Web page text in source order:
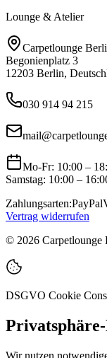
Lounge & Atelier
Carpetlounge
Begonienplatz 3
12203 Berlin,
030 914 94 215
Mo-Fr: 10:00 –
Samstag: 10:00 –
Zahlungsarten:PayPal
Vertrag widerrufen
© 2026 Carpetlounge
DSGVO Cookie